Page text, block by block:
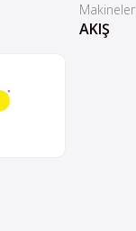
Makineler
AKIŞ